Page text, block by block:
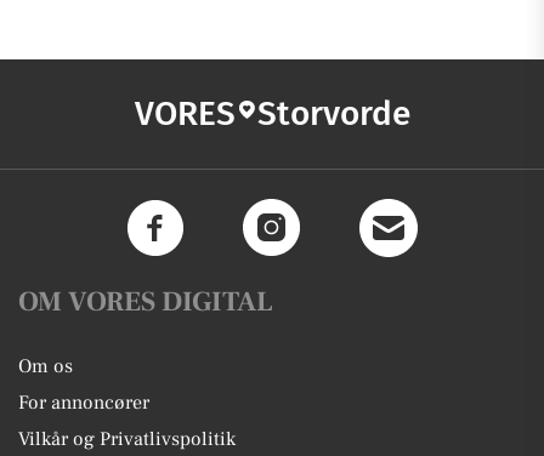
VORES Storvorde
OM VORES DIGITAL
Om os
For annoncører
Vilkår og Privatlivspolitik